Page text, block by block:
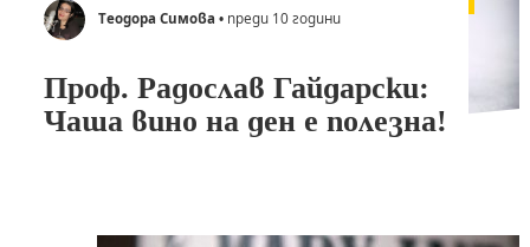
Теодора Симова • преди 10 години
Проф. Радослав Гайдарски:
Чаша вино на ден е полезна!